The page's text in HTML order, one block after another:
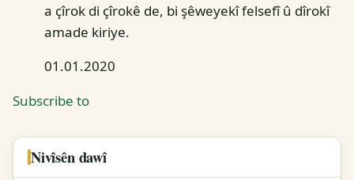
a çîrok di çîrokê de, bi şêweyekî felsefî û dîrokî
amade kiriye.
01.01.2020
Subscribe to
Nivîsên dawî